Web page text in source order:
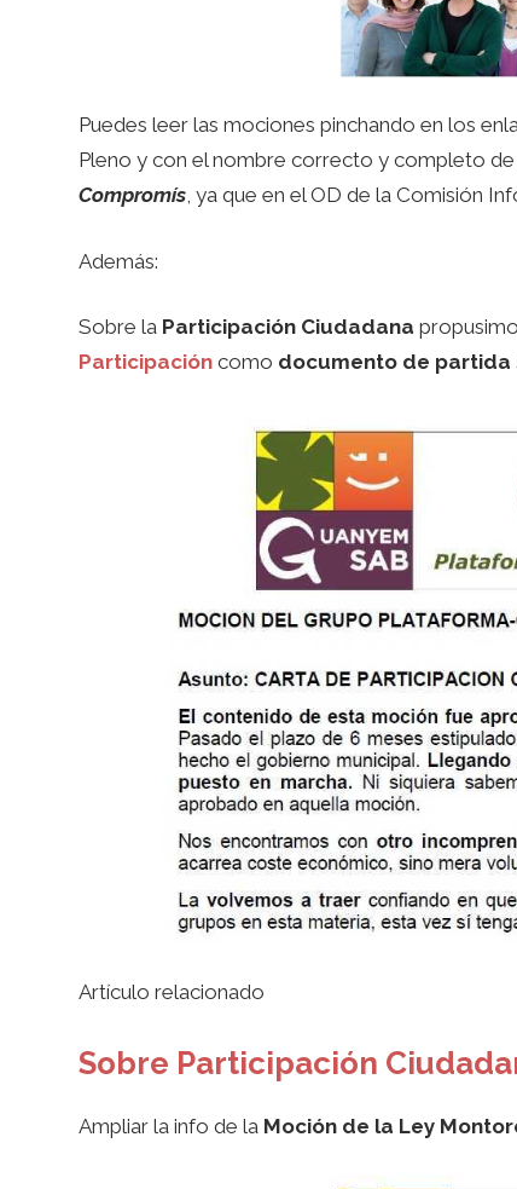
Puedes leer las mociones pinchando en los
Pleno y con el nombre correcto y completo
Compromís, ya que en el OD de la Comisión
Además:
Sobre la Participación Ciudadana
Participacióncomo documento de partida
Artículo relacionado
Sobre Participación
Ampliar la info de la Moción de la Ley